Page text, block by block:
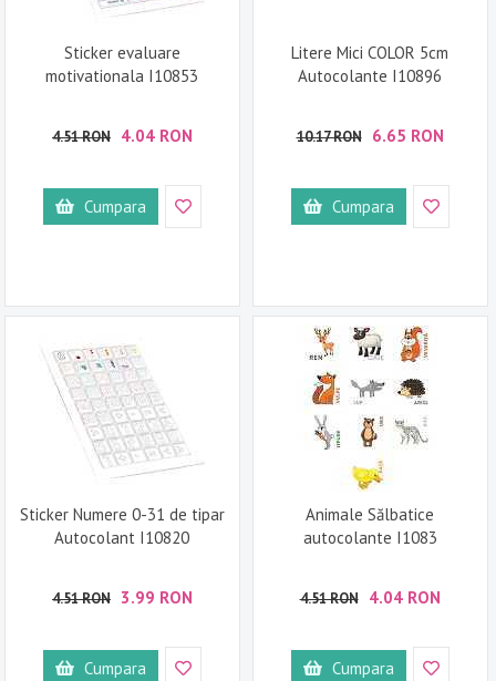
Sticker evaluare
motivationala I10853
4.51 RON 4.04 RON
Cumpara
Litere Mici COLOR 5cm
Autocolante I10896
10.17 RON 6.65 RON
Cumpara
Sticker Numere 0-31 de tipar
Autocolant I10820
4.51 RON 3.99 RON
Cumpara
Animale Sălbatice
autocolante I1083
4.51 RON 4.04 RON
Cumpara